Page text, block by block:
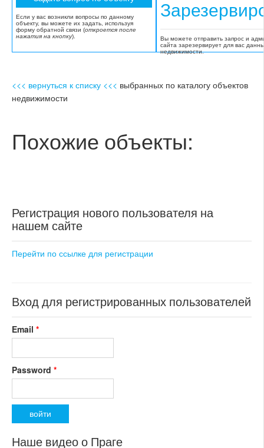
Если у вас возникли вопросы по данному
объекту, вы можете их задать, используя
форму обратной связи (откроется после
нажатия на кнопку).
Вы можете отправить запрос и
сайта зарезервирует для вас
недвижимости.
<<< вернуться к списку <<< выбранных по каталогу объектов
недвижимости
Похожие объекты:
Регистрация нового пользователя на
нашем сайте
Перейти по ссылке для регистрации
Вход для регистрированных пользователей
Email *
Password *
Наше видео о Праге